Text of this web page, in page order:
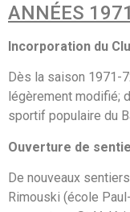
ANNÉES
Incorporation du
Dès la saison 1971-
légèrement modifié;
sportif populaire du
Ouverture de
De nouveaux
Rimouski (école